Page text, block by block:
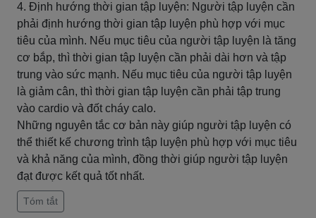
4. Định hướng thời gian tập luyện: Người tập luyện cần
phải định hướng thời gian tập luyện phù hợp với mục
tiêu của mình. Nếu mục tiêu của người tập luyện là tăng
cơ bắp, thì thời gian tập luyện cần phải dài hơn và tập
trung vào sức mạnh. Nếu mục tiêu của người tập luyện
là giảm cân, thì thời gian tập luyện cần phải tập trung
vào cardio và đốt cháy calo.
Những nguyên tắc cơ bản này giúp người tập luyện có
thể thiết kế chương trình tập luyện phù hợp với mục tiêu
và khả năng của mình, đồng thời giúp người tập luyện
đạt được kết quả tốt nhất.
Tóm tắt